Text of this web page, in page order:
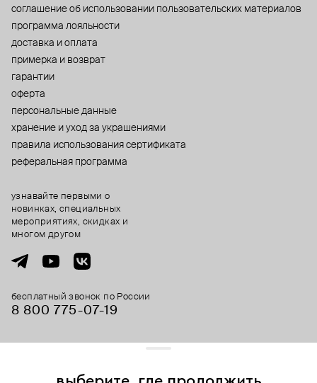
cоглашение об использовании пользовательских материалов
программа лояльности
доставка и оплата
примерка и возврат
гарантии
оферта
персональные данные
хранение и уход за украшениями
правила использования сертификата
реферальная программа
бесплатный звонок по России
8 800 775⁠-07⁠-19
узнавайте первыми о
новинках, специальных
мероприятиях, скидках и
многом другом